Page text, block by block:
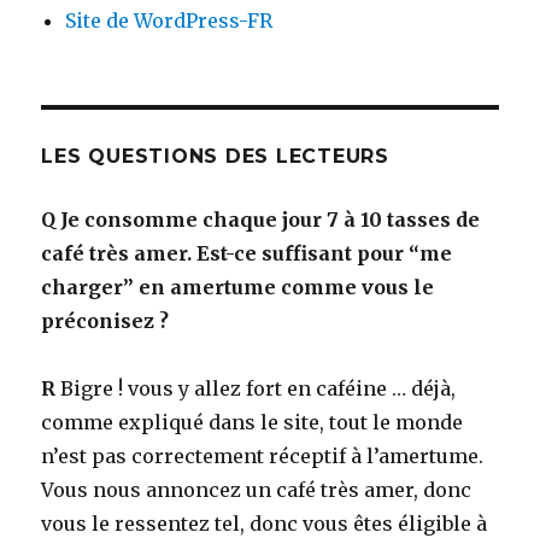
Site de WordPress-FR
LES QUESTIONS DES LECTEURS
Q Je consomme chaque jour 7 à 10 tasses de
café très amer. Est-ce suffisant pour “me
charger” en amertume comme vous le
préconisez ?
RBigre ! vous y allez fort en caféine … déjà,
comme expliqué dans le site, tout le monde
n’est pas correctement réceptif à l’amertume.
Vous nous annoncez un café très amer, donc
vous le ressentez tel, donc vous êtes éligible à